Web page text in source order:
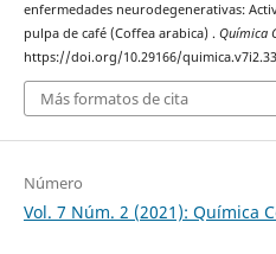
enfermedades neurodegenerativas:
pulpa de café (Coffea arabica) . Química
https://doi.org/10.29166/
Más formatos de cita
Número
Vol. 7 Núm. 2 (2021): Química